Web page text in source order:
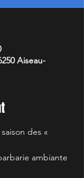
Aiseau-
des «
ambiante